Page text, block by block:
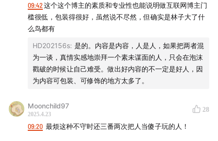
Summertime Daydream-Peter Sandberg
09:42这个这个博主的素质和专业性也能说明做互联网博主门
槛很低，包装得很好，虽然说不尽然，但确实是林子大了什
么鸟都有
HD202156s: 是的。内容是内容，人是人，如果把两者混
为一谈，真情实感地崇拜一个素未谋面的人，只会在泡沫
戳破的时候让自己难受。做出好内容的不一定是好人，因
为内容可包装、可修饰的地方太多了。
Moonchild97
2025.4.23
28
09:20 最烦这种不守时还三番两次把人当傻子玩的人！